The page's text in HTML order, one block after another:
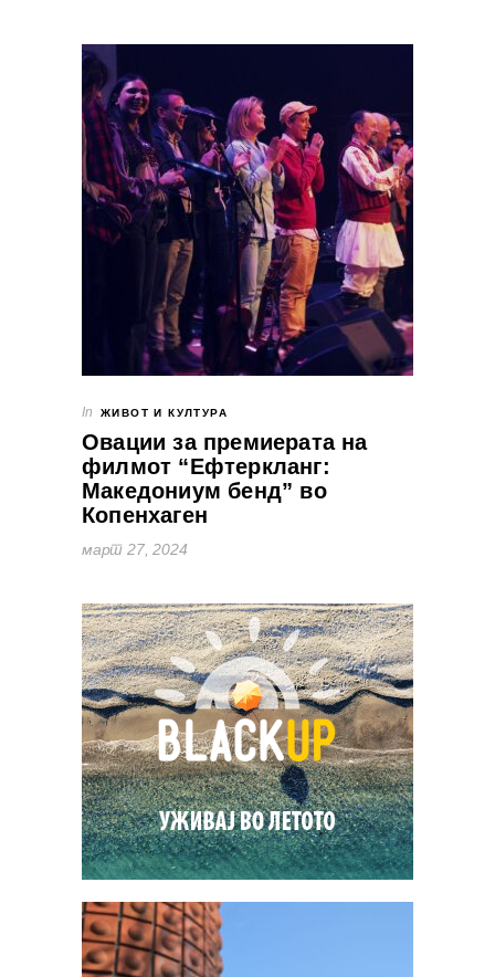
In ЖИВОТ И КУЛТУРА
Овации за премиерата на
филмот “Eфтеркланг:
Македониум бенд” во
Копенхаген
март 27, 2024